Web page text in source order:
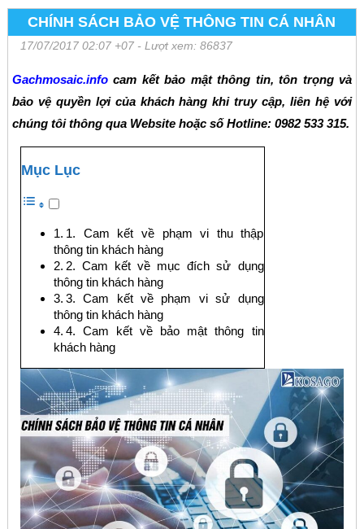
Chính sách bảo vệ thông tin cá nhân
CHÍNH SÁCH BẢO VỆ THÔNG TIN CÁ NHÂN
17/07/2017 02:07 +07 - Lượt xem: 86837
Gachmosaic.infocam kết bảo mật thông tin, tôn trọng và
bảo vệ quyền lợi của khách hàng khi truy cập, liên hệ với
chúng tôi thông qua Website hoặc số Hotline: 0982 533 315.
Mục Lục
1. Cam kết về phạm vi thu thập
thông tin khách hàng
2. Cam kết về mục đích sử dụng
thông tin khách hàng
3. Cam kết về phạm vi sử dụng
thông tin khách hàng
4. Cam kết về bảo mật thông tin
khách hàng